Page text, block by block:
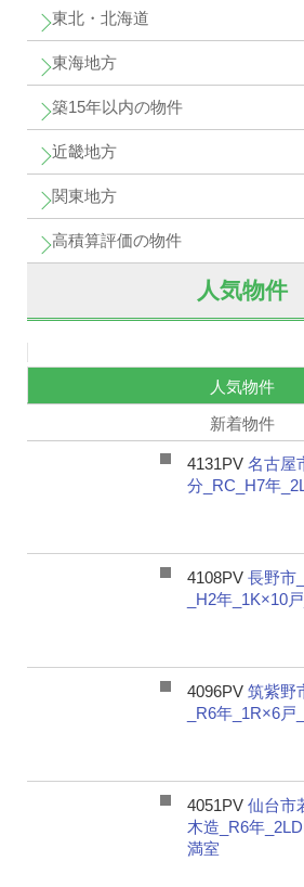
東北・北海道
東海地方
築15年以内の物件
近畿地方
関東地方
高積算評価の物件
人気物件
人気物件
新着物件
4131PV 名古屋
分_RC_H7年
4108PV 長野市
_H2年_1K×10
4096PV 筑紫野
_R6年_1R×6戸
4051PV 仙台市
木造_R6年
満室